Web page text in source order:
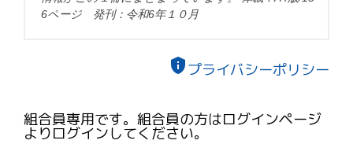
6ページ 発刊：令和6年１０月
privacy_tipプライバシーポリシー
組合員専用です。組合員の方はログインページ
よりログインしてください。